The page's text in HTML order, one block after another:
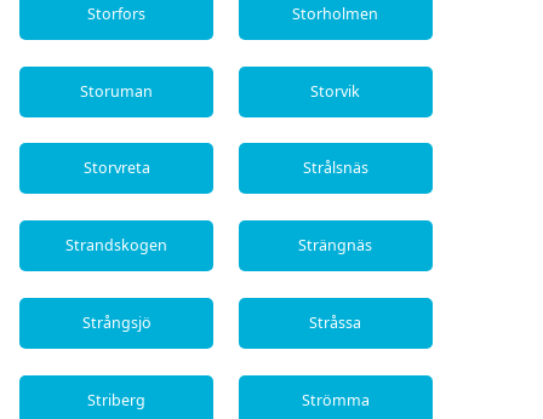
Storfors Storholmen
Storuman Storvik
Storvreta Strålsnäs
Strandskogen Strängnäs
Strångsjö Stråssa
Striberg Strömma